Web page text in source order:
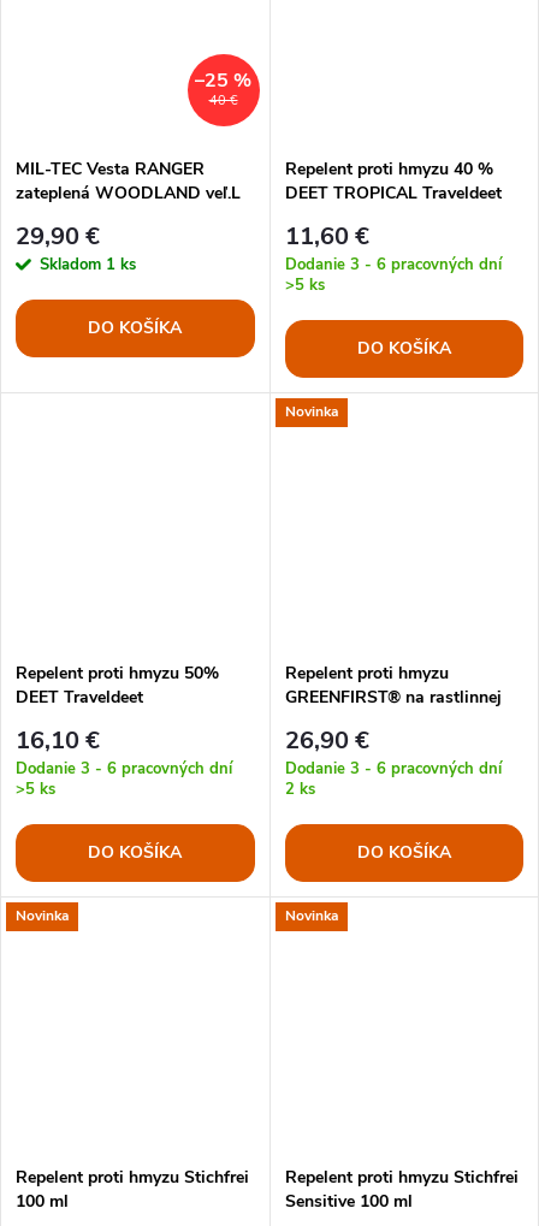
40 €
–25 %
MIL-TEC Vesta RANGER
zateplená WOODLAND veľ.L
29,90 €
Skladom 1 ks
DO KOŠÍKA
Repelent proti hmyzu 40 %
DEET TROPICAL Traveldeet
11,60 €
Dodanie 3 - 6 pracovných dní
>5 ks
DO KOŠÍKA
Repelent proti hmyzu 50%
DEET Traveldeet
16,10 €
Dodanie 3 - 6 pracovných dní
>5 ks
DO KOŠÍKA
Novinka
Repelent proti hmyzu
GREENFIRST® na rastlinnej
26,90 €
Dodanie 3 - 6 pracovných dní
2 ks
DO KOŠÍKA
Novinka
Repelent proti hmyzu Stichfrei
100 ml
Novinka
Repelent proti hmyzu Stichfrei
Sensitive 100 ml